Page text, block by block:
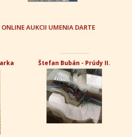
ONLINE AUKCII UMENIA DARTE
Štefan Bubán - Prúdy II.